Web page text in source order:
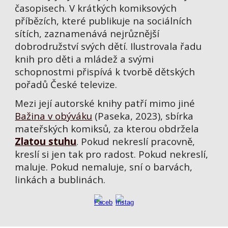
časopisech. V krátkých komiksových
příbězích, které publikuje na sociálních
sítích, zaznamenává nejrůznější
dobrodružství svých dětí. Ilustrovala řadu
knih pro děti a mládež a svými
schopnostmi přispívá k tvorbě dětských
pořadů České televize.
Mezi její autorské knihy patří mimo jiné
Bažina v obýváku (Paseka, 2023), sbírka
mateřských komiksů, za kterou obdržela
Zlatou stuhu. Pokud nekreslí pracovně,
kreslí si jen tak pro radost. Pokud nekreslí,
maluje. Pokud nemaluje, sní o barvách,
linkách a bublinách.